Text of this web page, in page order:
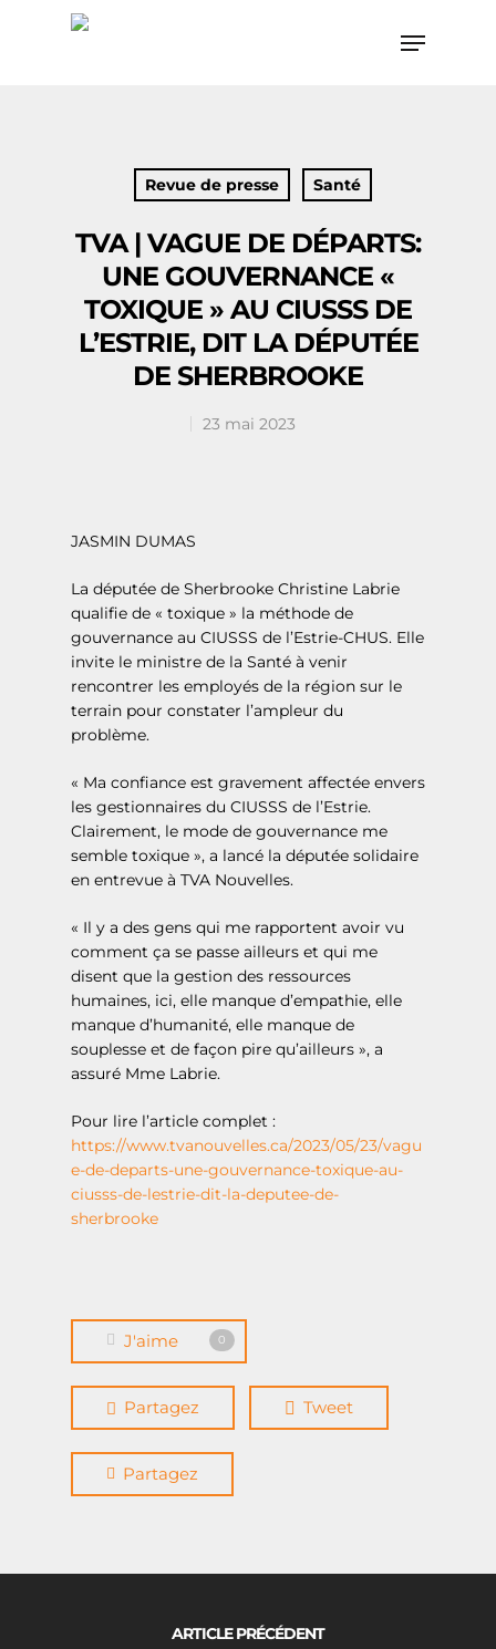
Revue de presse Santé
TVA | VAGUE DE DÉPARTS:
UNE GOUVERNANCE «
TOXIQUE » AU CIUSSS DE
L’ESTRIE, DIT LA DÉPUTÉE
DE SHERBROOKE
23 mai 2023
JASMIN DUMAS
La députée de Sherbrooke Christine Labrie
qualifie de « toxique » la méthode de
gouvernance au CIUSSS de l’Estrie-CHUS. Elle
invite le ministre de la Santé à venir
rencontrer les employés de la région sur le
terrain pour constater l’ampleur du
problème.
« Ma confiance est gravement affectée envers
les gestionnaires du CIUSSS de l’Estrie.
Clairement, le mode de gouvernance me
semble toxique », a lancé la députée solidaire
en entrevue à TVA Nouvelles.
« Il y a des gens qui me rapportent avoir vu
comment ça se passe ailleurs et qui me
disent que la gestion des ressources
humaines, ici, elle manque d’empathie, elle
manque d’humanité, elle manque de
souplesse et de façon pire qu’ailleurs », a
assuré Mme Labrie.
Pour lire l’article complet :
https://www.tvanouvelles.ca/2023/05/23/vagu
e-de-departs-une-gouvernance-toxique-au-
ciusss-de-lestrie-dit-la-deputee-de-
sherbrooke
J'aime 0
Partagez Tweet
Partagez
ARTICLE PRÉCÉDENT
Accueil
financier